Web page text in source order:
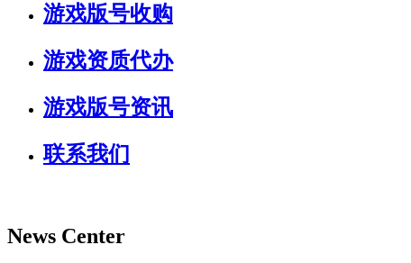
游戏版号收购
游戏资质代办
游戏版号资讯
联系我们
News Center